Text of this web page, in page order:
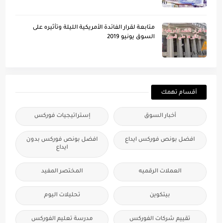
متابعة لقرار الفائدة الأمريكية الليلة وتأُثيره على
السوق يونيو 2019
أقسام تهمك
أخبار السوق إستراتيجيات فوركس
افضل بونص فوركس ايداع
افضل بونص فوركس بدون
ايداع
العملات الرقميه المختصر المفيد
بيتكوين تحليلات اليوم
تقييم شركات الفوركس مدرسة تعليم الفوركس